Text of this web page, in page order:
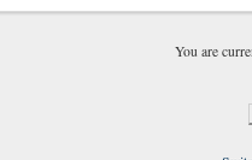
You are